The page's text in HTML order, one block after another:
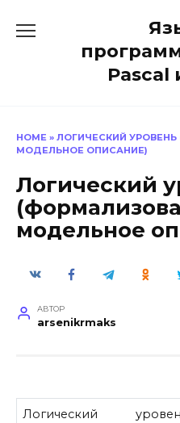
содержанию
Pascal
HOME » ЛОГИЧЕСКИЙ
МОДЕЛЬНОЕ ОПИСАНИЕ)
Логический
модельное
АВТОР
arsenikrmaks
Логический